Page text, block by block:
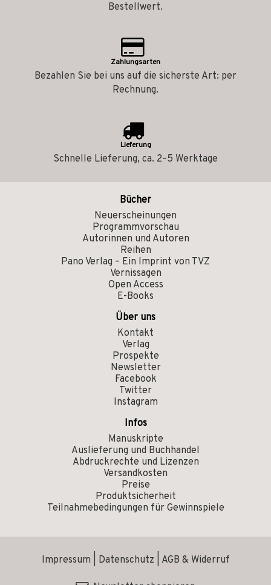
Bestellwert.
Zahlungsarten
Bezahlen Sie bei uns auf die sicherste Art: per
Rechnung.
Lieferung
Schnelle Lieferung, ca. 2–5 Werktage
Bücher
Neuerscheinungen
Programmvorschau
Autorinnen und Autoren
Reihen
Pano Verlag – Ein Imprint von TVZ
Vernissagen
Open Access
E-Books
Über uns
Kontakt
Verlag
Prospekte
Newsletter
Facebook
Twitter
Instagram
Infos
Manuskripte
Auslieferung und Buchhandel
Abdruckrechte und Lizenzen
Versandkosten
Preise
Produktsicherheit
Teilnahmebedingungen für Gewinnspiele
Impressum Datenschutz AGB & Widerruf